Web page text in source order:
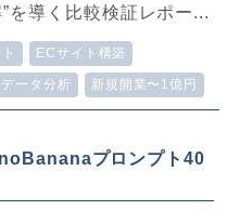
を導く比較検証レポー...
ECサイト構築
データ分析 新規開業〜1億円
プロンプト40